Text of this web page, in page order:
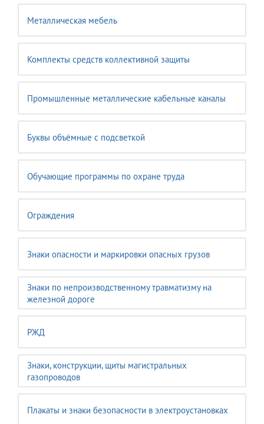
Металлическая мебель
Комплекты средств коллективной защиты
Промышленные металлические кабельные каналы
Буквы объёмные с подсветкой
Обучающие программы по охране труда
Ограждения
Знаки опасности и маркировки опасных грузов
Знаки по непроизводственному травматизму на
железной дороге
РЖД
Знаки, конструкции, щиты магистральных
газопроводов
Плакаты и знаки безопасности в электроустановках